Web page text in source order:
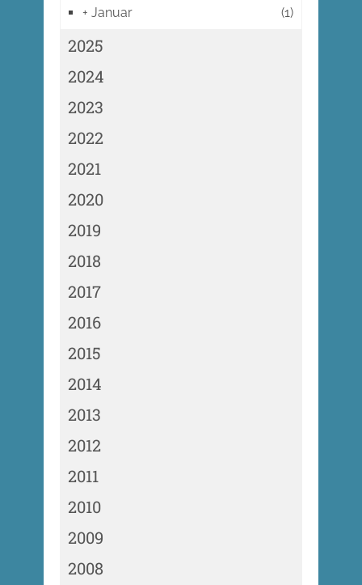
+ Januar (1)
2025
2024
2023
2022
2021
2020
2019
2018
2017
2016
2015
2014
2013
2012
2011
2010
2009
2008